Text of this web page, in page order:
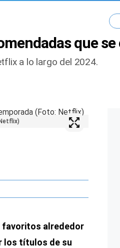
que
a lo largo del 2024.
favoritos alrededor
los títulos de su